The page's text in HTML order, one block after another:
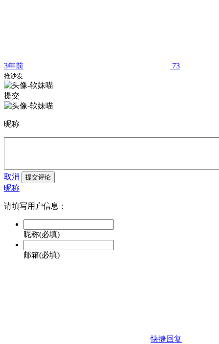
3年前 73
抢沙发
提交
昵称
取消 提交评论
昵称
请填写用户信息：
昵称(必填)
邮箱(必填)
快捷回复